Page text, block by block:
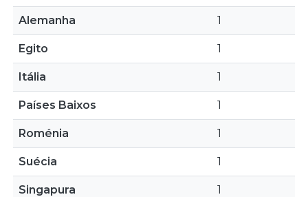
Alemanha 1
Egito 1
Itália 1
Países Baixos 1
Roménia 1
Suécia 1
Singapura 1